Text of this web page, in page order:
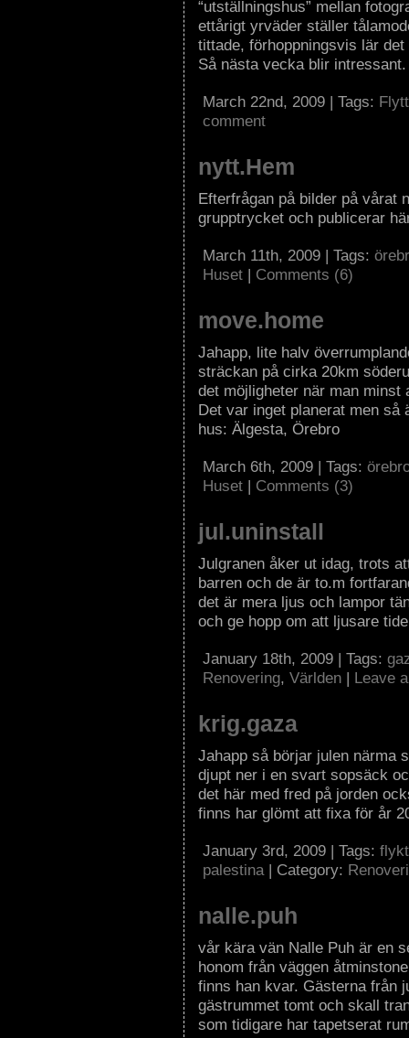
“utställningshus” mellan
ettårigt yrväder ställer
tittade, förhoppningsvis lär
Så nästa vecka blir
March 22nd, 2009 | Tags:
comment
nytt.Hem
Efterfrågan på bilder på vårat
grupptrycket och publicerar
March 11th, 2009 | Tags:
Huset | Comments (6)
move.home
Jahapp, lite halv
sträckan på cirka 20km
det möjligheter när man
Det var inget planerat men så
hus: Älgesta, Örebro
March 6th, 2009 | Tags:
Huset | Comments (3)
jul.uninstall
Julgranen åker ut idag, trots
barren och de är to.m
det är mera ljus och lampor
och ge hopp om att ljusare
January 18th, 2009 | Tags:
Renovering, Världen | Leave
krig.gaza
Jahapp så börjar julen närma
djupt ner i en svart sopsäck
det här med fred på jorden
finns har glömt att fixa för år
January 3rd, 2009 | Tags:
palestina| Category:
nalle.puh
vår kära vän Nalle Puh är en
honom från väggen
finns han kvar. Gästerna från
gästrummet tomt och skall
som tidigare har tapetserat